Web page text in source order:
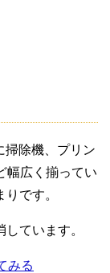
掃除機、プリン
幅広く揃ってい
です。
ています。
みる